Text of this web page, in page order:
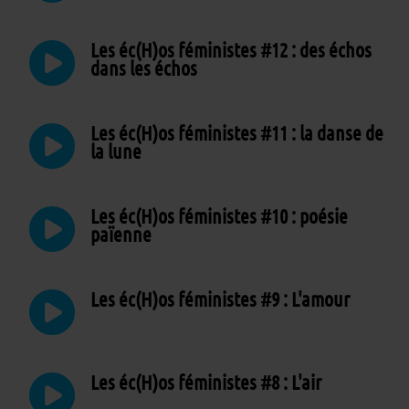
Les éc(H)os féministes #12 : des échos
dans les échos
Les éc(H)os féministes #11 : la danse de
la lune
Les éc(H)os féministes #10 : poésie
païenne
Les éc(H)os féministes #9 : L'amour
Les éc(H)os féministes #8 : L'air